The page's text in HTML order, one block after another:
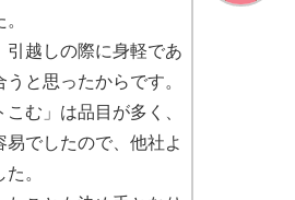
引越しの際に身軽であ
と思ったからです。
む」は品目が多く、
でしたので、他社よ
。